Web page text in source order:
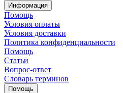
Информация
Помощь
Условия оплаты
Условия доставки
Политика конфиденциальности
Помощь
Статьи
Вопрос-ответ
Словарь терминов
Помощь